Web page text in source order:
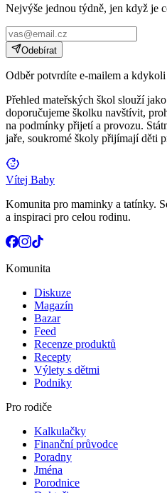
Nejvýše jednou týdně, jen když je
Odebírat
Odběr potvrdíte e-mailem a
Přehled mateřských škol slouží
doporučujeme školku navštívit,
na podmínky přijetí a provozu.
jaře, soukromé školy přijímají děti
Vítej Baby
Komunita pro maminky a tatínky.
a inspiraci pro celou rodinu.
Komunita
Diskuze
Magazín
Bazar
Feed
Recenze produktů
Recepty
Výlety s dětmi
Podniky
Pro rodiče
Kalkulačky
Finanční průvodce
Poradny
Jména
Porodnice